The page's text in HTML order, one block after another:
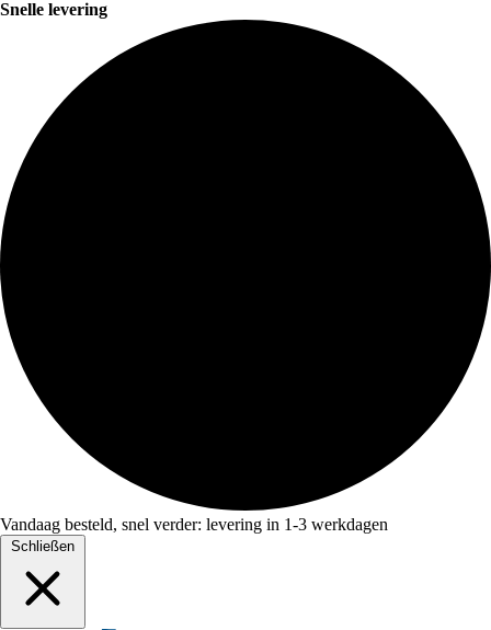
Snelle levering
Vandaag besteld, snel verder: levering in 1-3 werkdagen
Schließen